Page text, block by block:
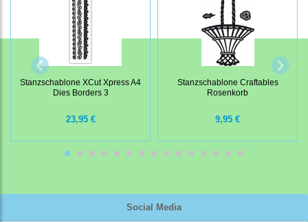
Social Media
Stanzschablone XCut Xpress A4
Dies Borders 3
23,95 €
Stanzschablone Craftables
Rosenkorb
9,95 €